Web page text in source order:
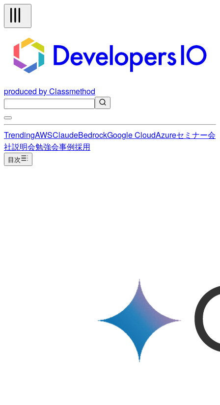
produced by Classmethod
TrendingAWSClaudeBedrockGoogle CloudAzureセミナー会
社説明会勉強会事例採用
目次